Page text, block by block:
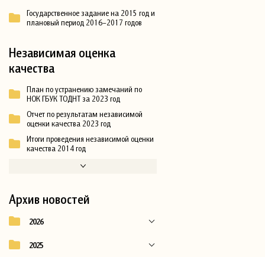
Государственное задание на 2015 год и
плановый период 2016–2017 годов
Независимая оценка
качества
План по устранению замечаний по
НОК ГБУК ТОДНТ за 2023 год
Отчет по результатам независимой
оценки качества 2023 год
Итоги проведения независимой оценки
качества 2014 год
Архив новостей
2026
2025